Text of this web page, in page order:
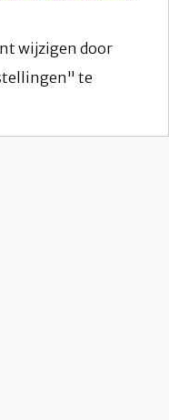
wijzigen door
te